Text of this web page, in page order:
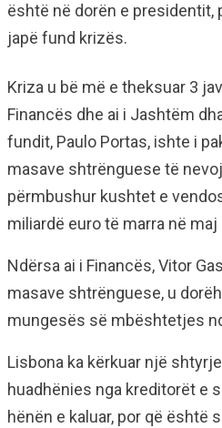
është në dorën e presidentit,
japë fund krizës.
Kriza u bë më e theksuar 3
Financës dhe ai i Jashtëm
fundit, Paulo Portas, ishte i
masave shtrënguese të
përmbushur kushtet e
miliardë euro të marra në maj
Ndërsa ai i Financës, Vitor
masave shtrënguese, u
mungesës së mbështetjes
Lisbona ka kërkuar një
huadhënies nga kreditorët e
hënën e kaluar, por që është